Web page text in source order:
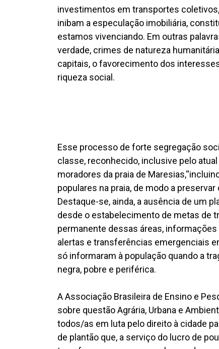
investimentos em transportes
inibam a especulação imobiliária,
estamos vivenciando. Em outras
verdade, crimes de natureza
capitais, o favorecimento dos
riqueza social.
Esse processo de forte segregação
classe, reconhecido, inclusive pelo
moradores da praia de
populares na praia, de modo a
Destaque-se, ainda, a ausência de um
desde o estabelecimento de metas de
permanente dessas áreas,
alertas e transferências emergenciais
só informaram à população quando a
negra, pobre e periférica.
A Associação Brasileira de Ensino e
sobre questão Agrária, Urbana e
todos/as em luta pelo direito à cidade
de plantão que, a serviço do lucro de